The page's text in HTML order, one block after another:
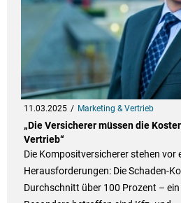
11.03.2025 Marketing & Vertrieb
„Die Versicherer müssen die
Vertrieb“
Die Kompositversicherer stehen vor
Herausforderungen: Die Schaden-
Durchschnitt über 100 Prozent –